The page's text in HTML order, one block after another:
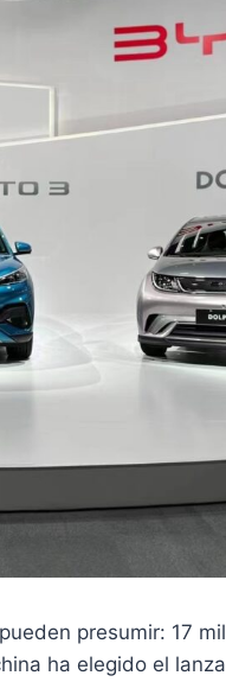
presumir: 17
ha elegido el